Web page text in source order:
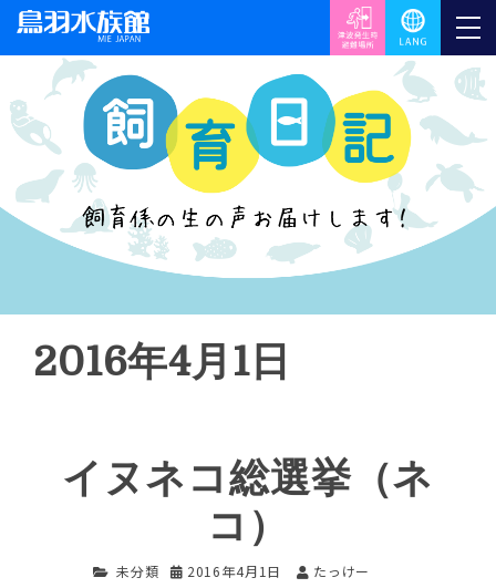
2016年4月1日
イヌネコ総選挙（ネ
コ）
未分類 2016年4月1日 たっけー